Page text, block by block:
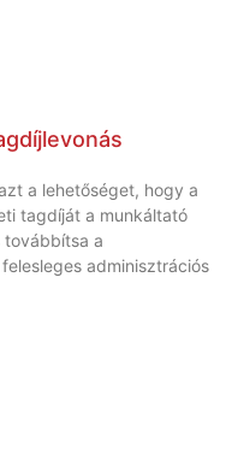
a lehetőséget, hogy a
tagdíját a munkáltató
továbbítsa a
adminisztrációs